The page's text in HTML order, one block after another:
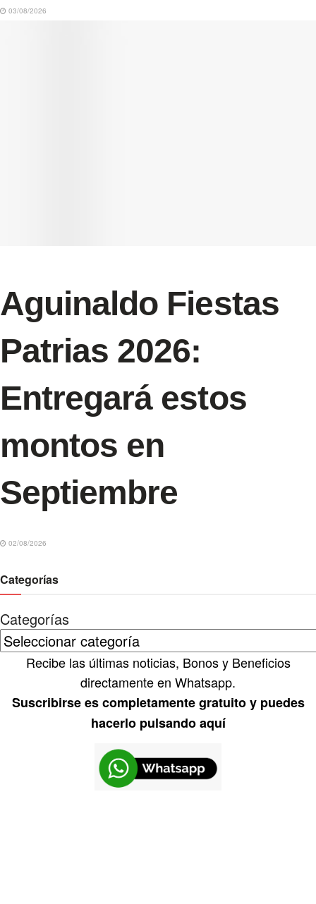
03/08/2026
Aguinaldo Fiestas
Patrias 2026:
Entregará estos
montos en
Septiembre
02/08/2026
Categorías
Categorías
Recibe las últimas noticias, Bonos y Beneficios
directamente en Whatsapp.
Suscribirse es completamente gratuito y puedes
hacerlo pulsando aquí